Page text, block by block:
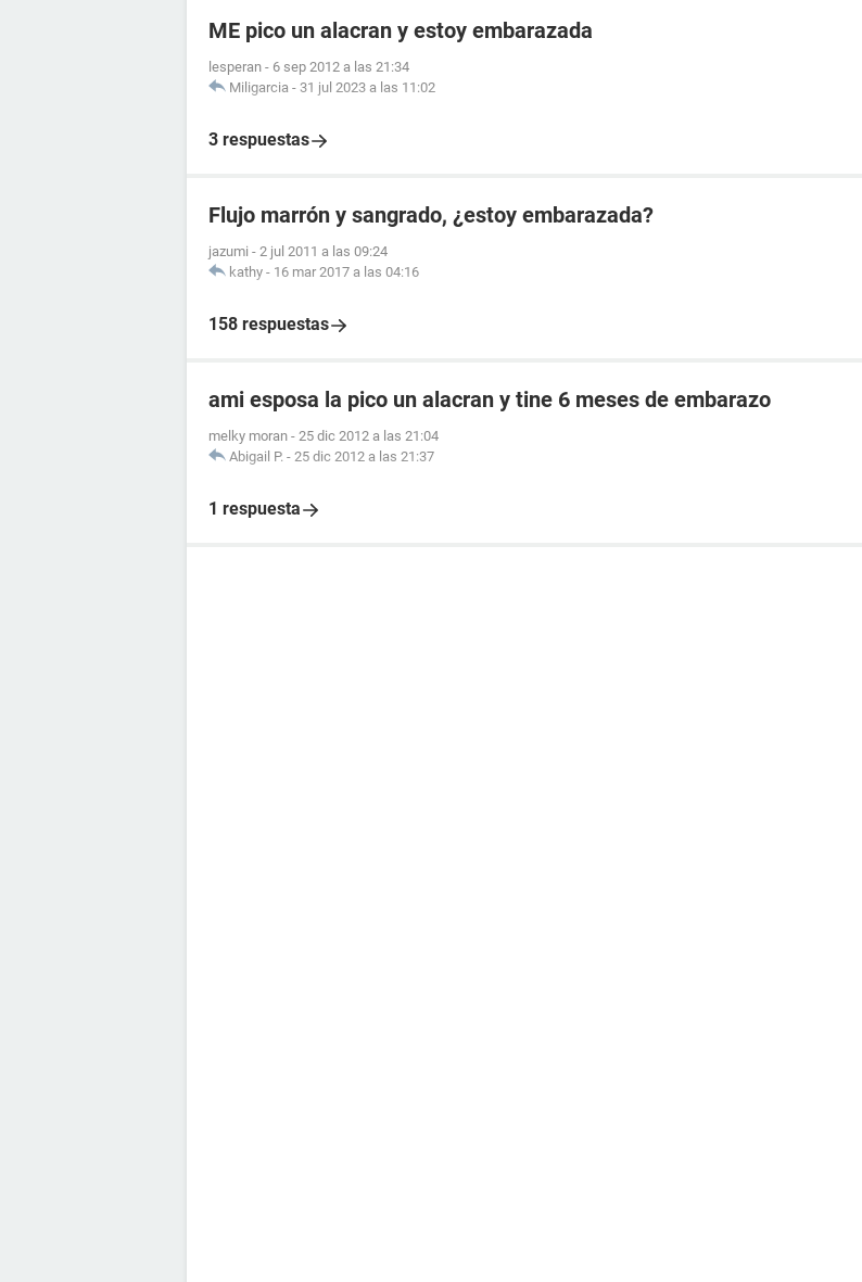
ME pico un alacran y estoy embarazada
lesperan - 6 sep 2012 a las 21:34
Miligarcia - 31 jul 2023 a las 11:02
3 respuestas
Flujo marrón y sangrado, ¿estoy embarazada?
jazumi - 2 jul 2011 a las 09:24
kathy - 16 mar 2017 a las 04:16
158 respuestas
ami esposa la pico un alacran y tine 6 meses de embarazo
melky moran - 25 dic 2012 a las 21:04
Abigail P. - 25 dic 2012 a las 21:37
1 respuesta